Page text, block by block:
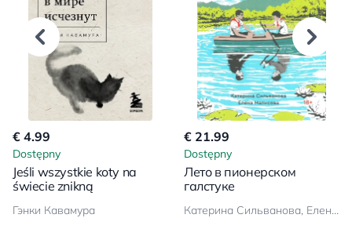
€ 4.99
Dostępny
Jeśli wszystkie koty na
świecie znikną
Гэнки Кавамура
€ 21.99
Dostępny
Лето в пионерском
галстуке
Катерина Сильванова, Елена Малисова